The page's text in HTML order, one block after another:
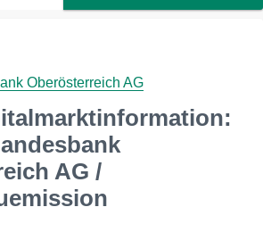
Oberösterreich AG
AG /